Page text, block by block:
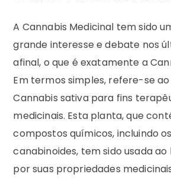
A Cannabis Medicinal tem sido
grande interesse e debate nos
afinal, o que é exatamente a
Em termos simples, refere-se
Cannabis sativa para fins
medicinais. Esta planta, que
compostos químicos, incluindo
canabinoides, tem sido usada
por suas propriedades